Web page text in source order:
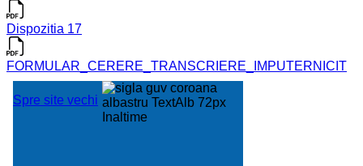
Dispozitia 17
FORMULAR_CERERE_TRANSCRIERE_IMPUTERNICIT